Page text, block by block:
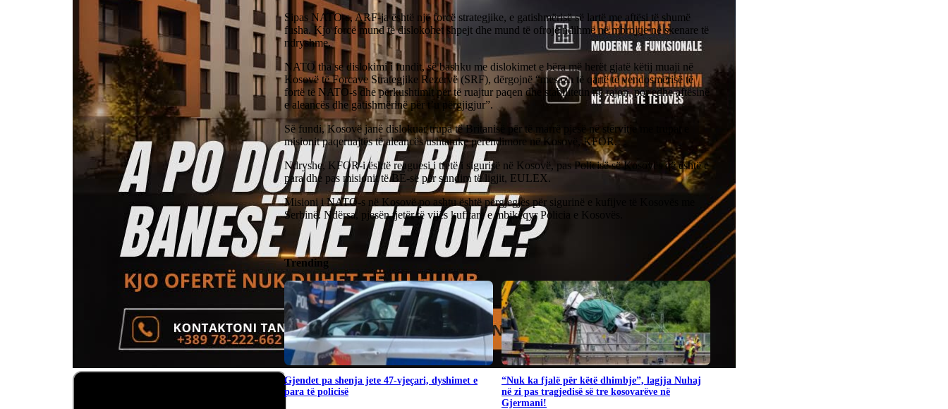
Sipas NATO-s, ARF-ja është një forcë strategjike, e gatishmërisë së lartë me aftësi të shumë
fusha. Kjo forcë mund të dislokohet shpejt dhe mund të ofrojë ndihmë në mbrojtje në skenare të
ndryshme.
NATO tha se dislokimi i fundit, së bashku me dislokimet e bëra më herët gjatë këtij muaji në
Kosovë të Forcave Strategjike Rezervë (SRF), dërgojnë “mesazh të qartë të vendosmërisë të
fortë të NATO-s dhe përkushtimit për të ruajtur paqen dhe stabilitetin në rajon, por edhe aftësinë
e aleancës dhe gatishmërinë për t’u përgjigjur”.
Së fundi, Kosovë janë dislokuar trupa të Britanisë për të marrë pjesë në stërvitje me trupat e
misionit paqeruajtës të aleancës ushtarake perëndimore në Kosovë, KFOR.
Ndryshe, KFOR-i është reaguesi i tretë i sigurisë në Kosovë, pas Policisë së Kosovës që është e
para dhe pas misionit të BE-së për sundim të ligjit, EULEX.
Misioni i NATO-s në Kosovë po ashtu është përgjegjës për sigurinë e kufijve të Kosovës me
Serbinë. Ndërsa, pjesën tjetër të vijës kufitare e mbikëqyr Policia e Kosovës.
Trending
Gjendet pa shenja jete 47-vjeçari, dyshimet e
para të policisë
“Nuk ka fjalë për këtë dhimbje”, lagjja Nuhaj
në zi pas tragjedisë së tre kosovarëve në
Gjermani!